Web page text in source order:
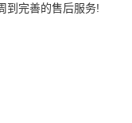
到完善的售后服务!